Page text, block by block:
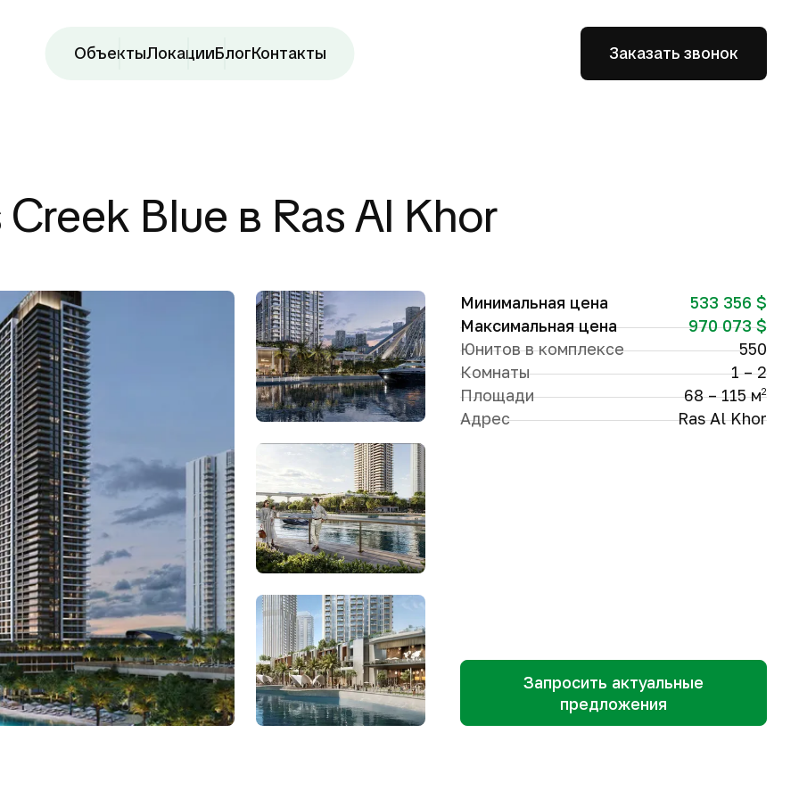
ОбъектыЛокацииБлогКонтакты Заказать звонок
Blue в Ras Al Khor
Минимальная цена
533 356 $
Максимальная цена
970 073 $
Юнитов в комплексе
550
Комнаты
1 – 2
Площади
68 – 115 м2
Адрес Ras Al Khor
Запросить актуальные
предложения